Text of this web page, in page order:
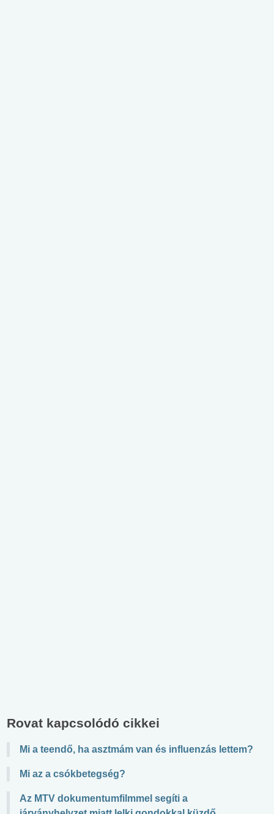
Rovat kapcsolódó cikkei
Mi a teendő, ha asztmám van és influenzás lettem?
Mi az a csókbetegség?
Az MTV dokumentumfilmmel segíti a